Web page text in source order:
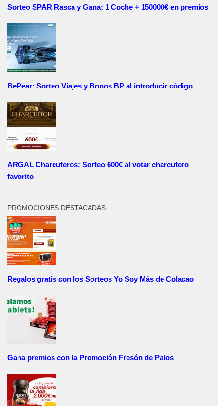
Sorteo SPAR Rasca y Gana: 1 Coche + 150000€ en premios
BePear: Sorteo Viajes y Bonos BP al introducir código
ARGAL Charcuteros: Sorteo 600€ al votar charcutero
favorito
PROMOCIONES DESTACADAS
Regalos gratis con los Sorteos Yo Soy Más de Colacao
Gana premios con la Promoción Fresón de Palos